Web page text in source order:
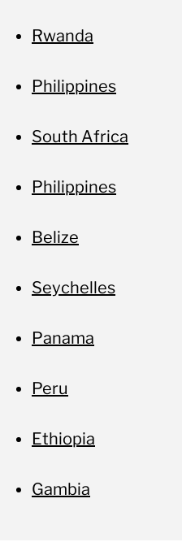
Rwanda
Philippines
South Africa
Philippines
Belize
Seychelles
Panama
Peru
Ethiopia
Gambia